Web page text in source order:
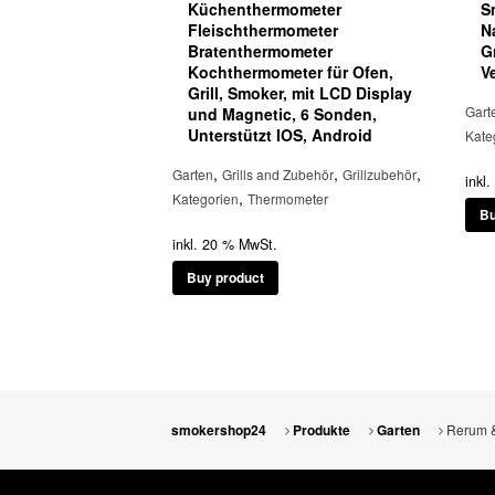
Küchenthermometer
Fleischthermometer
Bratenthermometer
Kochthermometer für Ofen,
Grill, Smoker, mit LCD Display
und Magnetic, 6 Sonden,
Unterstützt IOS, Android
Garten, Grills and Zubehör, Grillzubehör,
Kategorien, Thermometer
inkl. 20 % MwSt.
Buy product
inkl.
smokershop24 Produkte Garten Rerum